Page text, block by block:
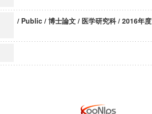
/ Public / 博士論文 / 医学研究科 / 2016年度